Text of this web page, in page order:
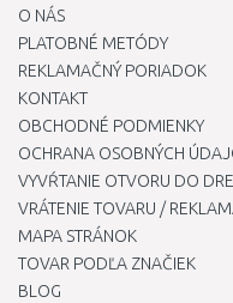
O NÁS
PLATOBNÉ METÓDY
REKLAMAČNÝ PORIADOK
KONTAKT
OBCHODNÉ PODMIENKY
OCHRANA OSOBNÝCH
VYVŔTANIE OTVORU DO
VRÁTENIE TOVARU /
MAPA STRÁNOK
TOVAR PODĽA ZNAČIEK
BLOG